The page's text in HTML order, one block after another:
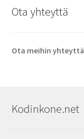
Ota yhteyttä
Ota meihin yhteyttä
Kodinkone.net